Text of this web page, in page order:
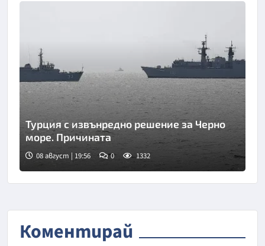
Турция с извънредно решение за Черно
море. Причината
08 август | 19:56 0 1332
Коментирай